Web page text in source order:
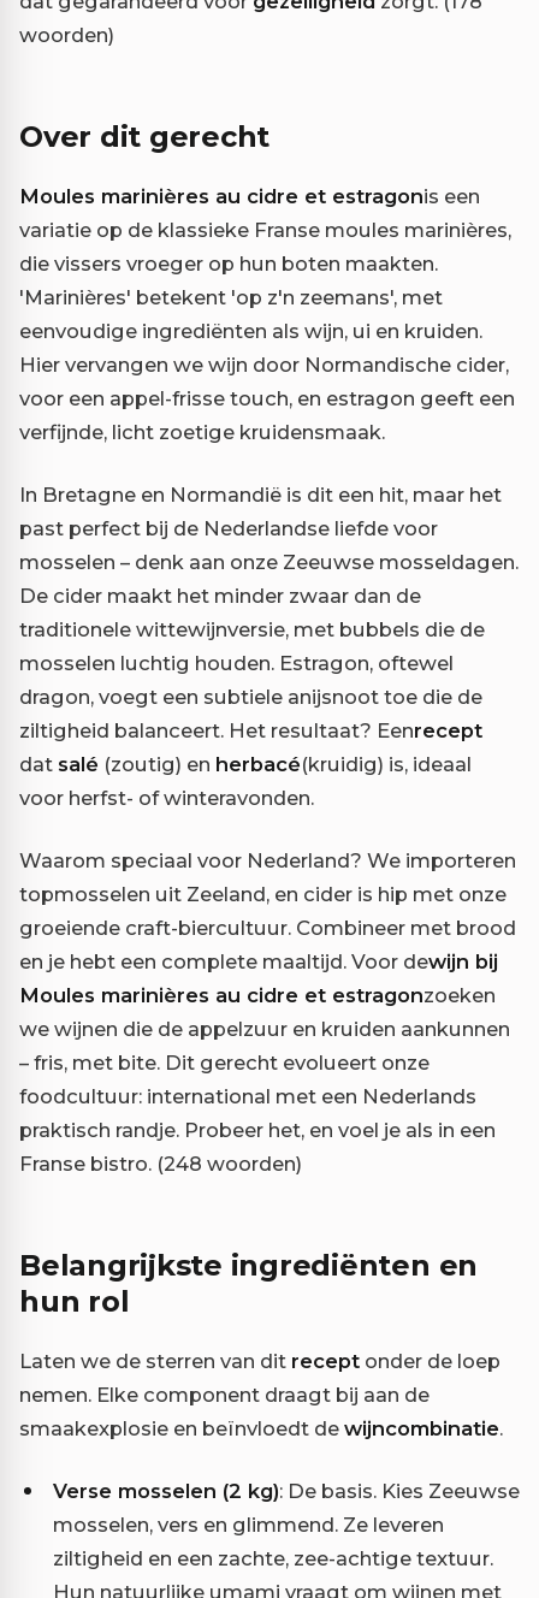
woorden)
Over dit gerecht
Moules marinières au cidre et estragonis een
variatie op de klassieke Franse moules marinières,
die vissers vroeger op hun boten maakten.
'Marinières' betekent 'op z'n zeemans', met
eenvoudige ingrediënten als wijn, ui en kruiden.
Hier vervangen we wijn door Normandische cider,
voor een appel-frisse touch, en estragon geeft een
verfijnde, licht zoetige kruidensmaak.
In Bretagne en Normandië is dit een hit, maar het
past perfect bij de Nederlandse liefde voor
mosselen – denk aan onze Zeeuwse mosseldagen.
De cider maakt het minder zwaar dan de
traditionele wittewijnversie, met bubbels die de
mosselen luchtig houden. Estragon, oftewel
dragon, voegt een subtiele anijsnoot toe die de
ziltigheid balanceert. Het resultaat? Eenrecept
dat salé (zoutig) en herbacé(kruidig) is, ideaal
voor herfst- of winteravonden.
Waarom speciaal voor Nederland? We importeren
topmosselen uit Zeeland, en cider is hip met onze
groeiende craft-biercultuur. Combineer met brood
en je hebt een complete maaltijd. Voor dewijn bij
Moules marinières au cidre et estragonzoeken
we wijnen die de appelzuur en kruiden aankunnen
– fris, met bite. Dit gerecht evolueert onze
foodcultuur: international met een Nederlands
praktisch randje. Probeer het, en voel je als in een
Franse bistro. (248 woorden)
Belangrijkste ingrediënten en
hun rol
Laten we de sterren van dit recept onder de loep
nemen. Elke component draagt bij aan de
smaakexplosie en beïnvloedt de wijncombinatie.
Verse mosselen (2 kg): De basis. Kies Zeeuwse
mosselen, vers en glimmend. Ze leveren
ziltigheid en een zachte, zee-achtige textuur.
Hun natuurlijke umami vraagt om wijnen met